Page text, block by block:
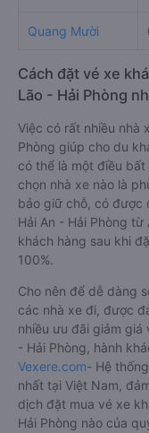
Quang Mười
Cách đặt vé xe
Lão - Hải Phòng
Việc có rất nhiều nhà
Phòng giúp cho du
có thể là một điều
chọn nhà xe nào là
bảo giữ chỗ, có được
Hải An - Hải Phòng
khách hàng sau khi
100%.
Cho nên để dễ dàng
các nhà xe đi, được
nhiều ưu đãi giảm giá
- Hải Phòng, hành
Vexere.com- Hệ
nhất tại Việt Nam,
dịch đặt mua vé xe
Hải Phòng nào của